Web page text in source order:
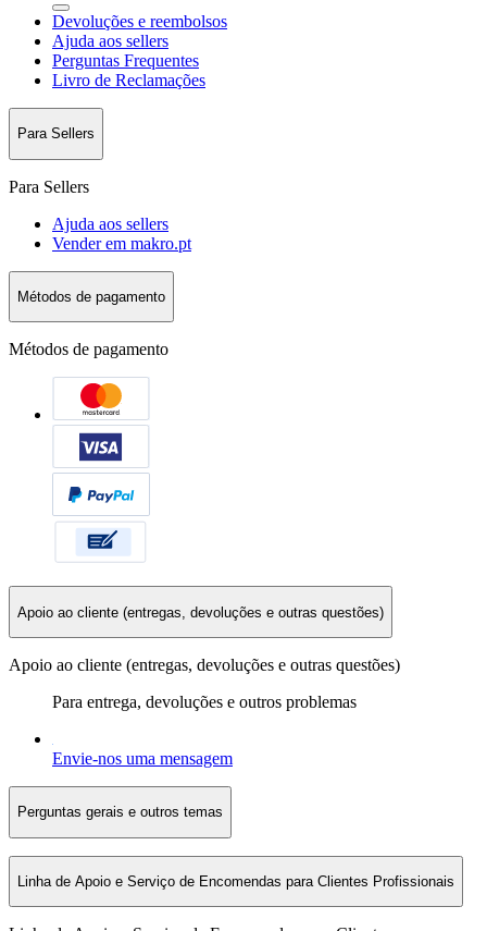
Devoluções e reembolsos
Ajuda aos sellers
Perguntas Frequentes
Livro de Reclamações
Para Sellers
Para Sellers
Ajuda aos sellers
Vender em makro.pt
Métodos de pagamento
Métodos de pagamento
Apoio ao cliente (entregas, devoluções e outras questões)
Apoio ao cliente (entregas, devoluções e outras questões)
Para entrega, devoluções e outros problemas
Envie-nos uma mensagem
Perguntas gerais e outros temas
Linha de Apoio e Serviço de Encomendas para Clientes Profissionais